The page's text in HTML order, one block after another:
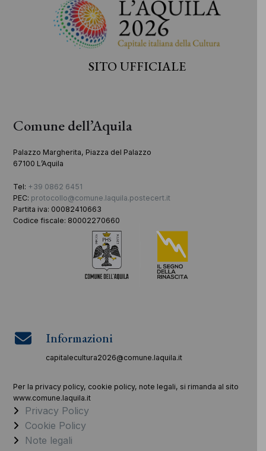
SITO UFFICIALE
Comune dell’Aquila
Palazzo Margherita, Piazza del Palazzo
67100 L’Aquila
Tel: +39 0862 6451
PEC: protocollo@comune.laquila.postecert.it
Partita iva: 00082410663
Codice fiscale: 80002270660
Informazioni
capitalecultura2026@comune.laquila.it
Per la privacy policy, cookie policy, note legali, si rimanda al sito
www.comune.laquila.it
Privacy Policy
Cookie Policy
Note legali